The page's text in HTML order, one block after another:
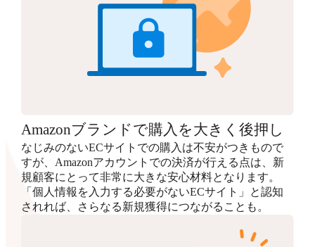
Amazonブランドで購入を大きく後押し
なじみのないECサイトでの購入は不安がつきもので
すが、Amazonアカウントでの決済が行える点は、新
規顧客にとって非常に大きな安心材料となります。
「個人情報を入力する必要がないECサイト」と認知
されれば、さらなる新規獲得につながることも。